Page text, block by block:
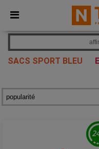
× Appli Ntextil
Meilleurs prix sur
SACS SPORT BLEU